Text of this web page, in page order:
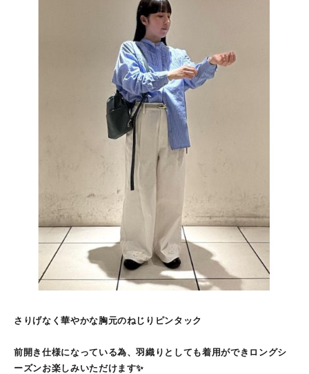
さりげなく華やかな胸元のねじりピンタック
前開き仕様になっている為、羽織りとしても着用ができロングシ
ーズンお楽しみいただけます✨